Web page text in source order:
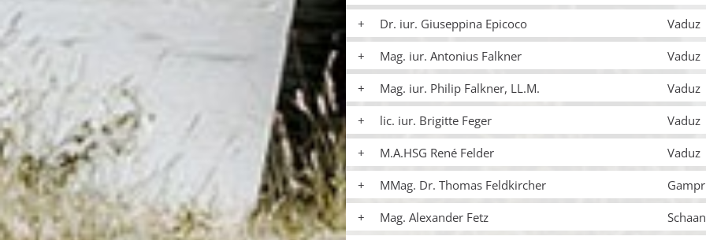
Dr. iur. Giuseppina Epicoco Vaduz
Mag. iur. Antonius Falkner Vaduz
Mag. iur. Philip Falkner, LL.M. Vaduz
lic. iur. Brigitte Feger Vaduz
M.A.HSG René Felder Vaduz
MMag. Dr. Thomas Feldkircher
Mag. Alexander Fetz